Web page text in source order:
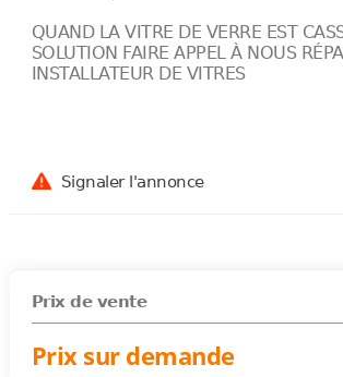
QUAND LA VITRE DE VERRE EST
SOLUTION FAIRE APPEL À NOUS
INSTALLATEUR DE VITRES
Signaler l'annonce
Prix de vente
Prix sur demande